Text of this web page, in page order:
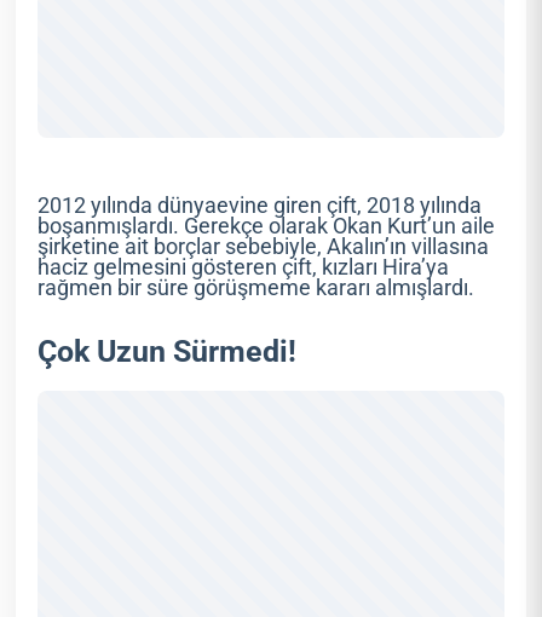
2012 yılında dünyaevine giren çift, 2018 yılında
boşanmışlardı. Gerekçe olarak Okan Kurt’un aile
şirketine ait borçlar sebebiyle, Akalın’ın villasına
haciz gelmesini gösteren çift, kızları Hira’ya
rağmen bir süre görüşmeme kararı almışlardı.
Çok Uzun Sürmedi!